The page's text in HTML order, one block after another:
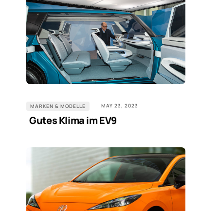
MARKEN & MODELLE MAY 23, 2023
Gutes Klima im EV9